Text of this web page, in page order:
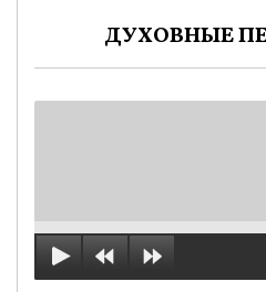
ДУХОВНЫЕ